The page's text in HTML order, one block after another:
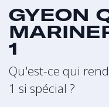
GYEON
1
Qu'est-ce qui
1 si spécial ?